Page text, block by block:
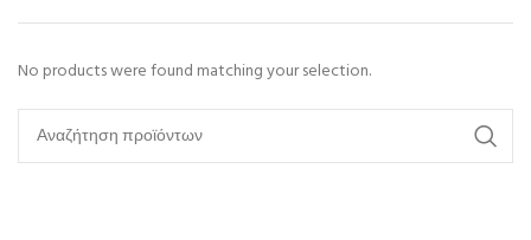
No products were found matching your selection.